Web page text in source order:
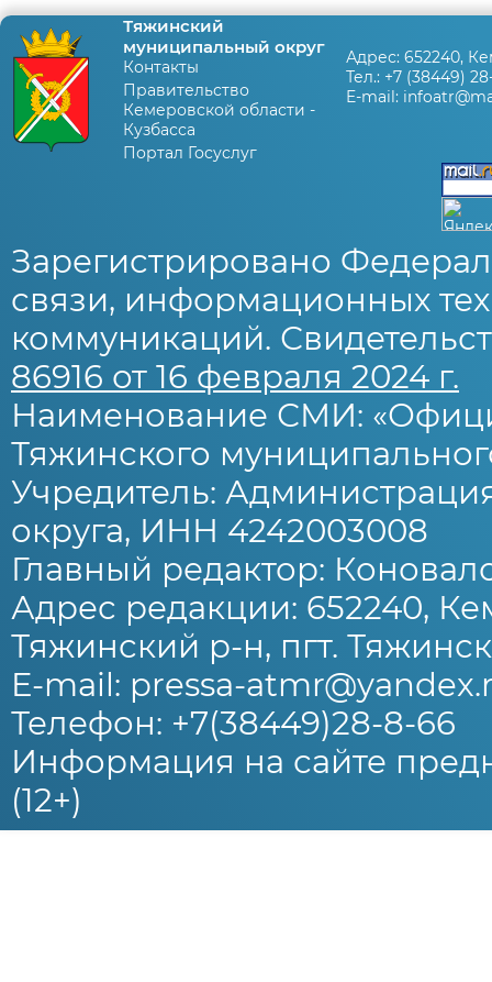
Тяжинский
муниципальный округ
Контакты
Правительство
Кемеровской области -
Кузбасса
Портал Госуслуг
Адрес: 652240,
Тел.: +7 (38449)
E-mail:
Зарегистрировано
связи, информационных
коммуникаций.
86916 от 16 февраля 2024 г.
Наименование СМИ:
Тяжинского
Учредитель:
округа, ИНН 4242003008
Главный редактор:
Адрес редакции: 652240,
Тяжинский р-н, пгт.
E-mail: pressa-
Телефон: +7(38449)28-8-66
Информация на сайте
(12+)